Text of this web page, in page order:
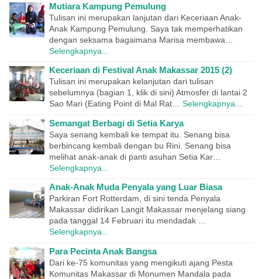
Mutiara Kampung Pemulung
Tulisan ini merupakan lanjutan dari Keceriaan Anak-
Anak Kampung Pemulung. Saya tak memperhatikan
dengan seksama bagaimana Marisa membawa…
Selengkapnya...
Keceriaan di Festival Anak Makassar 2015 (2)
Tulisan ini merupakan kelanjutan dari tulisan
sebelumnya (bagian 1, klik di sini) Atmosfer di lantai 2
Sao Mari (Eating Point di Mal Rat… Selengkapnya...
Semangat Berbagi di Setia Karya
Saya senang kembali ke tempat itu. Senang bisa
berbincang kembali dengan bu Rini. Senang bisa
melihat anak-anak di panti asuhan Setia Kar…
Selengkapnya...
Anak-Anak Muda Penyala yang Luar Biasa
Parkiran Fort Rotterdam, di sini tenda Penyala
Makassar didirikan Langit Makassar menjelang siang
pada tanggal 14 Februari itu mendadak …
Selengkapnya...
Para Pecinta Anak Bangsa
Dari ke-75 komunitas yang mengikuti ajang Pesta
Komunitas Makassar di Monumen Mandala pada